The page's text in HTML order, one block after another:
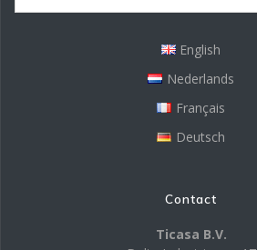
English
Nederlands
Français
Deutsch
Contact
Ticasa B.V.